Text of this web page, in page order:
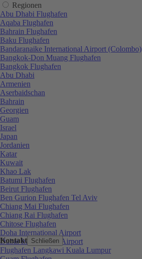
Kontakt Schließen
Regionen
Abu Dhabi Flughafen
Aqaba Flughafen
Bahrain Flughafen
Baku Flughafen
Bandaranaike International Airport (Colombo)
Bangkok-Don Muang Flughafen
Bangkok Flughafen
Abu Dhabi
Armenien
Aserbaidschan
Bahrain
Georgien
Guam
Israel
Japan
Jordanien
Katar
Kuwait
Khao Lak
Batumi Flughafen
Beirut Flughafen
Ben Gurion Flughafen Tel Aviv
Chiang Mai Flughafen
Chiang Rai Flughafen
Chitose Flughafen
Doha International Airport
Dubai International Airport
Flughafen Langkawi Kuala Lumpur